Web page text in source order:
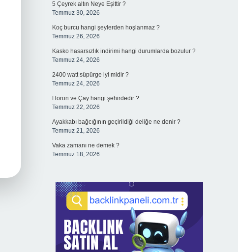
5 Çeyrek altın Neye Eşittir ?
Temmuz 30, 2026
Koç burcu hangi şeylerden hoşlanmaz ?
Temmuz 26, 2026
Kasko hasarsızlık indirimi hangi durumlarda bozulur ?
Temmuz 24, 2026
2400 watt süpürge iyi midir ?
Temmuz 24, 2026
Horon ve Çay hangi şehirdedir ?
Temmuz 22, 2026
Ayakkabı bağcığının geçirildiği deliğe ne denir ?
Temmuz 21, 2026
Vaka zamanı ne demek ?
Temmuz 18, 2026